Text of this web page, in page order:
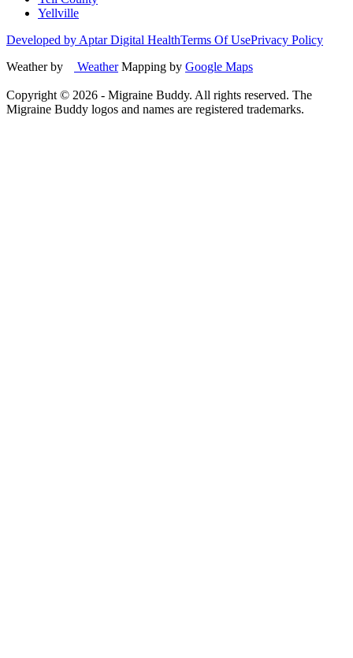
Yellville
Developed by Aptar Digital HealthTerms Of UsePrivacy Policy
Weather by
WeatherMapping by Google Maps
Copyright © 2026 - Migraine Buddy. All rights reserved. The
Migraine Buddy logos and names are registered trademarks.